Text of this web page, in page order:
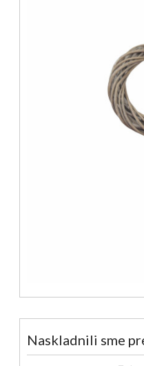
Naskladnili sme